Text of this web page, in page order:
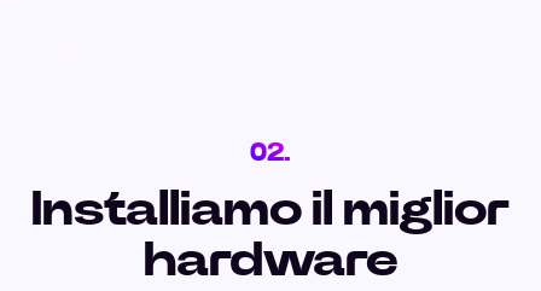
02.
Installiamo il miglior
hardware